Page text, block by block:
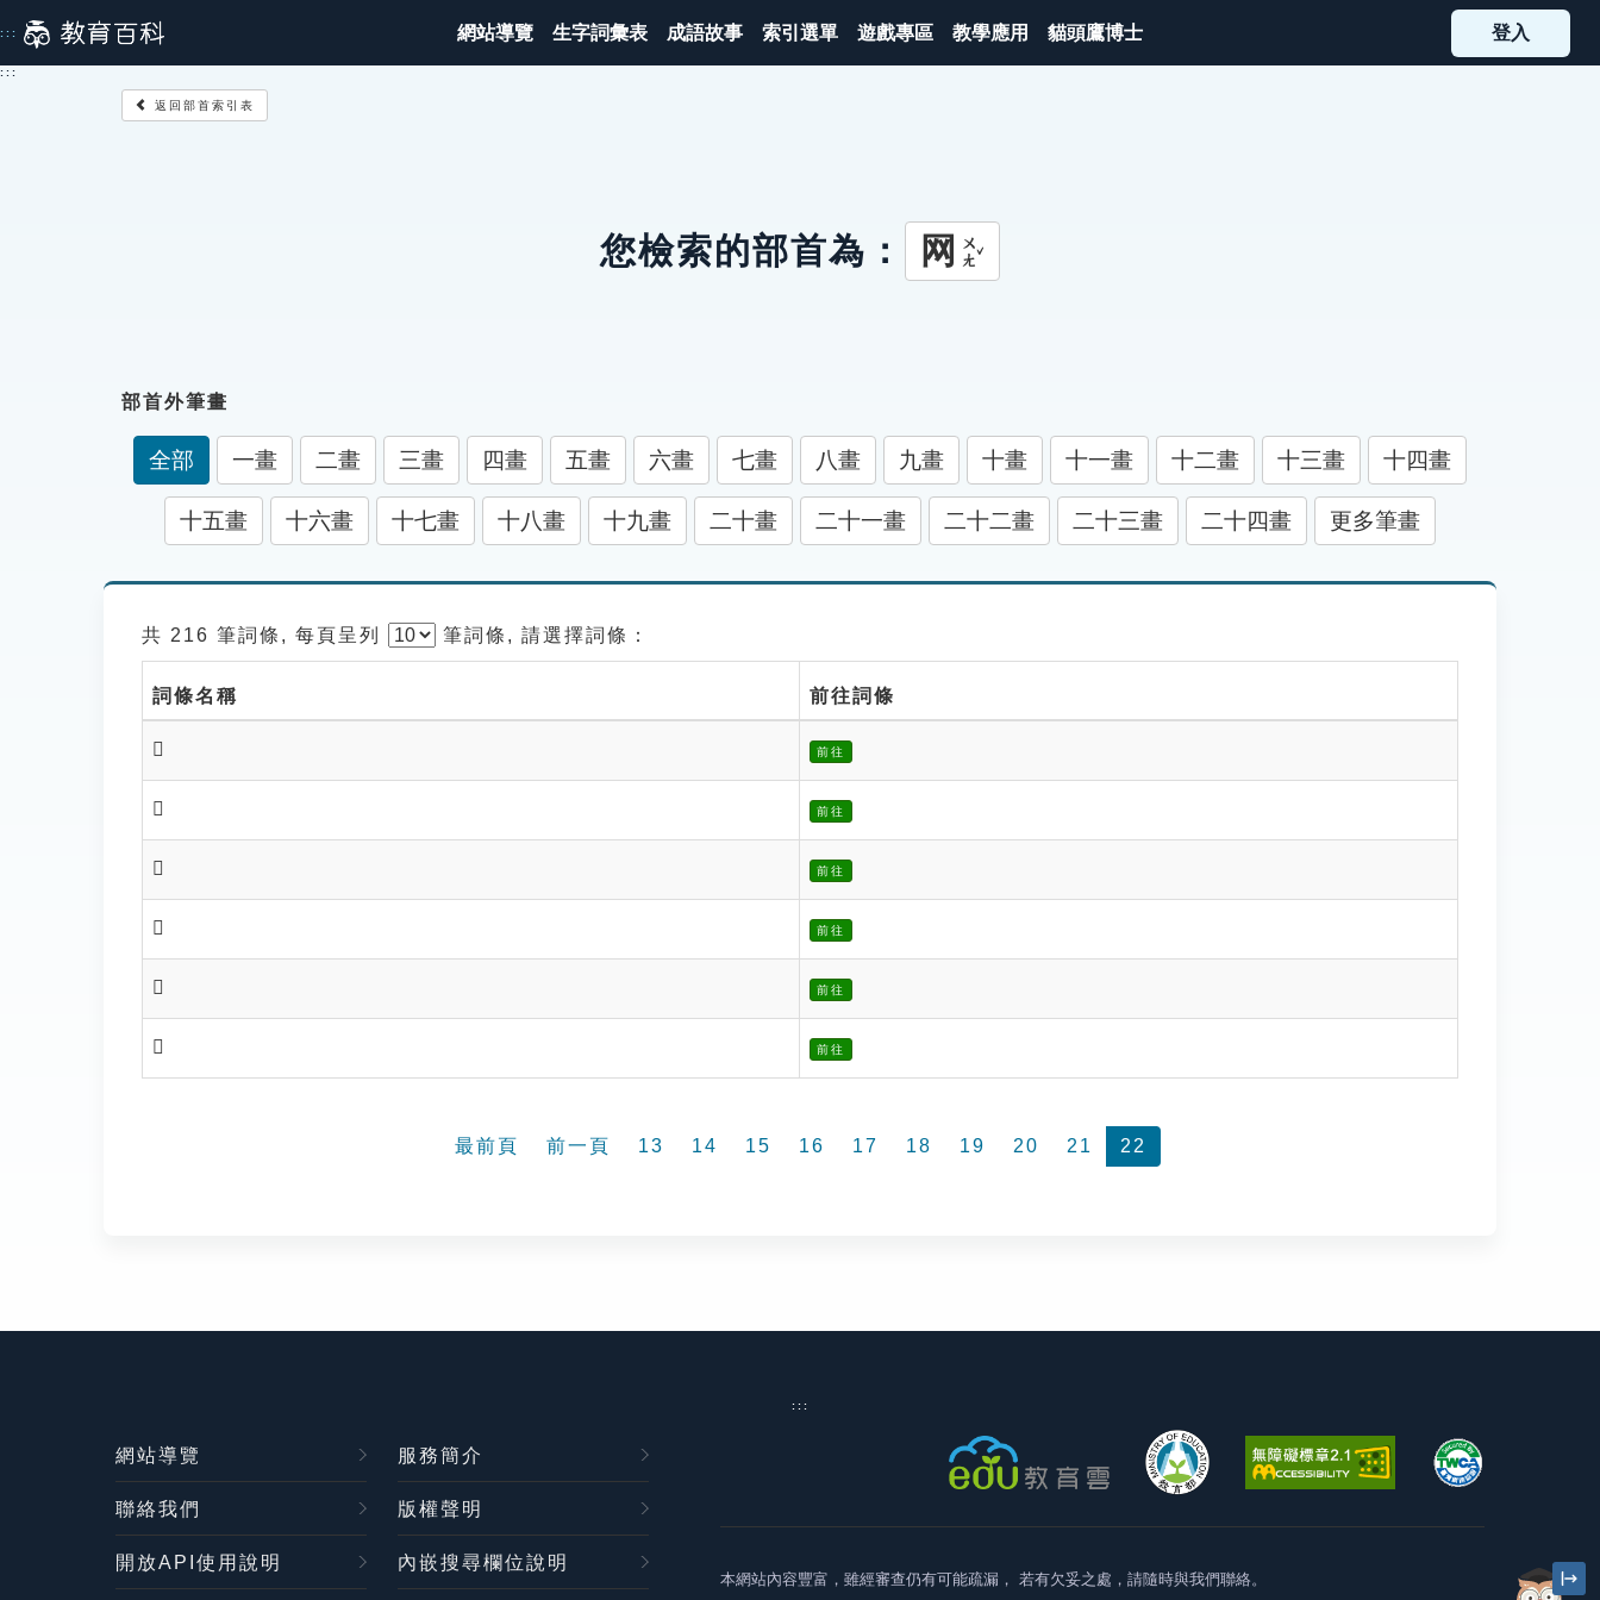
到
主
::: 網站導覽 生字詞彙表 成語故事 索引選單 遊戲專區 教學應用 貓頭鷹博士 登入
:::
返回部首索引表
您檢索的部首為： 网 ㄨㄤˇ
部首外筆畫
全部 一畫 二畫 三畫 四畫 五畫 六畫 七畫 八畫 九畫 十畫 十一畫 十二畫 十三畫 十四畫
十五畫 十六畫 十七畫 十八畫 十九畫 二十畫 二十一畫 二十二畫 二十三畫 二十四畫 更多筆畫
共 216 筆詞條, 每頁呈列 筆詞條, 請選擇詞條：
詞條名稱 前往詞條
𦍁 前往
𦍂 前往
𦍃 前往
𦍇 前往
𦍈 前往
𦍊 前往
最前頁 前一頁 13 14 15 16 17 18 19 20 21 22
:::
網站導覽 服務簡介
聯絡我們 版權聲明
開放API使用說明 內嵌搜尋欄位說明
本網站內容豐富，雖經審查仍有可能疏漏， 若有欠妥之處，請隨時與我們聯絡。